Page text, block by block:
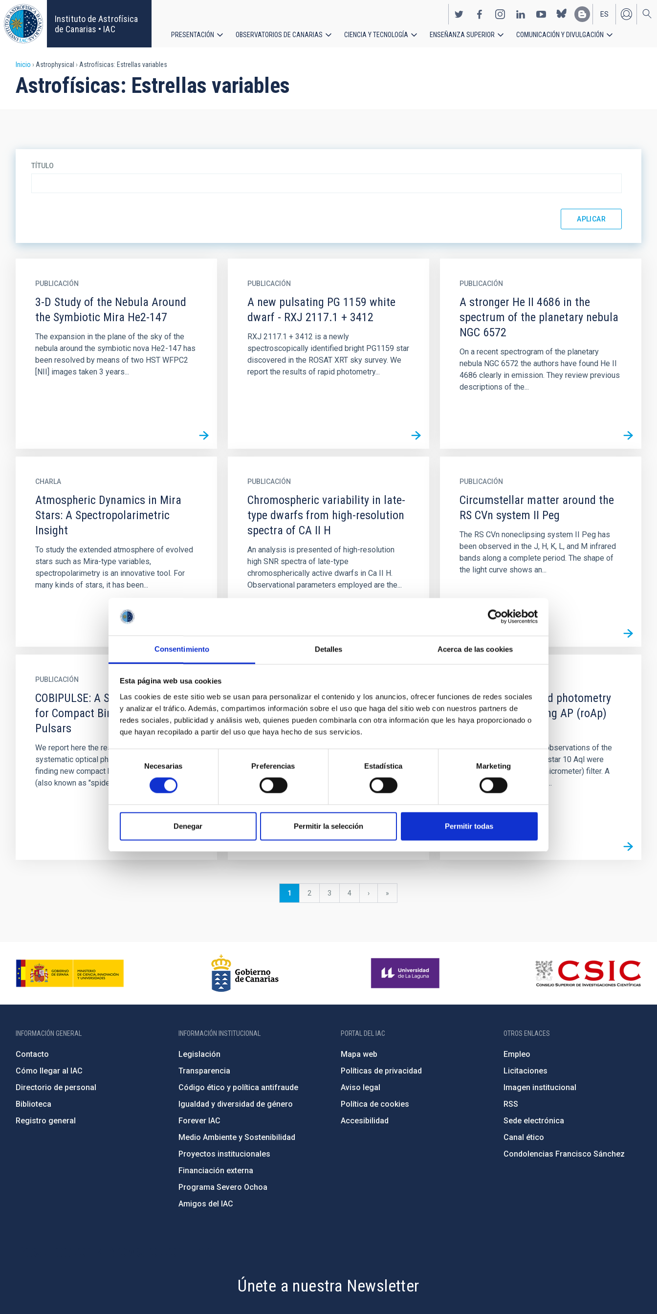
Consentimiento Detalles Acerca de las cookies
Esta página web usa cookies
Las cookies de este sitio web se usan para personalizar el contenido y los anuncios, ofrecer funciones de redes sociales
y analizar el tráfico. Además, compartimos información sobre el uso que haga del sitio web con nuestros partners de
redes sociales, publicidad y análisis web, quienes pueden combinarla con otra información que les haya proporcionado o
que hayan recopilado a partir del uso que haya hecho de sus servicios.
de
consentimiento
Necesarias Preferencias Estadística Marketing
Denegar Permitir la selección Permitir todas
Pasar
al
contenido
principal
Instituto de Astrofísica
de Canarias • IAC
EN
ES
principal
PRESENTACIÓN OBSERVATORIOS DE CANARIAS CIENCIA Y TECNOLOGÍA ENSEÑANZA SUPERIOR COMUNICACIÓN Y DIVULGACIÓN
Sobrescribir
enlaces
Inicio Astrophysical Astrofísicas: Estrellas variables
Astrofísicas: Estrellas variables
TÍTULO
PUBLICACIÓN
3-D Study of the Nebula Around
the Symbiotic Mira He2-147
The expansion in the plane of the sky of the
nebula around the symbiotic nova He2-147 has
been resolved by means of two HST WFPC2
[NII] images taken 3 years...
PUBLICACIÓN
A new pulsating PG 1159 white
dwarf - RXJ 2117.1 + 3412
RXJ 2117.1 + 3412 is a newly
spectroscopically identified bright PG1159 star
discovered in the ROSAT XRT sky survey. We
report the results of rapid photometry...
PUBLICACIÓN
A stronger He II 4686 in the
spectrum of the planetary nebula
NGC 6572
On a recent spectrogram of the planetary
nebula NGC 6572 the authors have found He II
4686 clearly in emission. They review previous
descriptions of the...
CHARLA
Atmospheric Dynamics in Mira
Stars: A Spectropolarimetric
Insight
To study the extended atmosphere of evolved
stars such as Mira-type variables,
spectropolarimetry is an innovative tool. For
many kinds of stars, it has been...
PUBLICACIÓN
Chromospheric variability in late-
type dwarfs from high-resolution
spectra of CA II H
An analysis is presented of high-resolution
high SNR spectra of late-type
chromospherically active dwarfs in Ca II H.
Observational parameters employed are the...
PUBLICACIÓN
Circumstellar matter around the
RS CVn system II Peg
The RS CVn noneclipsing system II Peg has
been observed in the J, H, K, L, and M infrared
bands along a complete period. The shape of
the light curve shows an...
PUBLICACIÓN
COBIPULSE: A Systematic Search
for Compact Binary Millisecond
Pulsars
We report here the results obtained from a
systematic optical photometric survey aimed at
finding new compact binary millisecond pulsars
(also known as "spiders...
Collapsograms: measurement of
low signal-to-noise-ratio solar p
modes in spatially-resolved
1.- I will give an overview of WeCAPP
microlensing survey towards the Andromeda
High-speed infrared photometry
of rapidly oscillating AP (roAp)
stars - 10 Aquilae
High-speed photometric observations of the
recently discovered roAp star 10 Aql were
performed in the J(1.22-micrometer) filter. A
total of 47.2 hours of data...
Página
1 Página
2 Página
3 Página
4
Siguiente
›
última
»
INFORMACIÓN GENERAL
Contacto
Cómo llegar al IAC
Directorio de personal
Biblioteca
Registro general
INFORMACIÓN INSTITUCIONAL
Legislación
Transparencia
Código ético y política antifraude
Igualdad y diversidad de género
Forever IAC
Medio Ambiente y Sostenibilidad
Proyectos institucionales
Financiación externa
Programa Severo Ochoa
Amigos del IAC
PORTAL DEL IAC
Mapa web
Políticas de privacidad
Aviso legal
Política de cookies
Accesibilidad
OTROS ENLACES
Empleo
Licitaciones
Imagen institucional
RSS
Sede electrónica
Canal ético
Condolencias Francisco Sánchez
Únete a nuestra Newsletter